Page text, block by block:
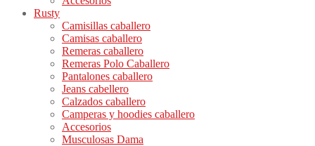
Rusty
Camisillas caballero
Camisas caballero
Remeras caballero
Remeras Polo Caballero
Pantalones caballero
Jeans cabellero
Calzados caballero
Camperas y hoodies caballero
Accesorios
Musculosas Dama